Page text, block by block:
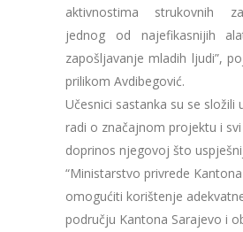
aktivnostima strukovnih
jednog od najefikasnijih
zapošljavanje mladih ljudi”,
prilikom Avdibegović.
Učesnici sastanka su se složili
radi o značajnom projektu i
doprinos njegovoj što
“Ministarstvo privrede
omogućiti korištenje
području Kantona Sarajevo i